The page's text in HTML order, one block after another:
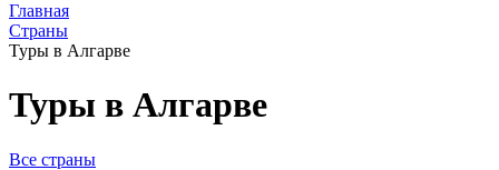
Главная
Страны
Туры в Алгарве
Туры в Алгарве
Все страны